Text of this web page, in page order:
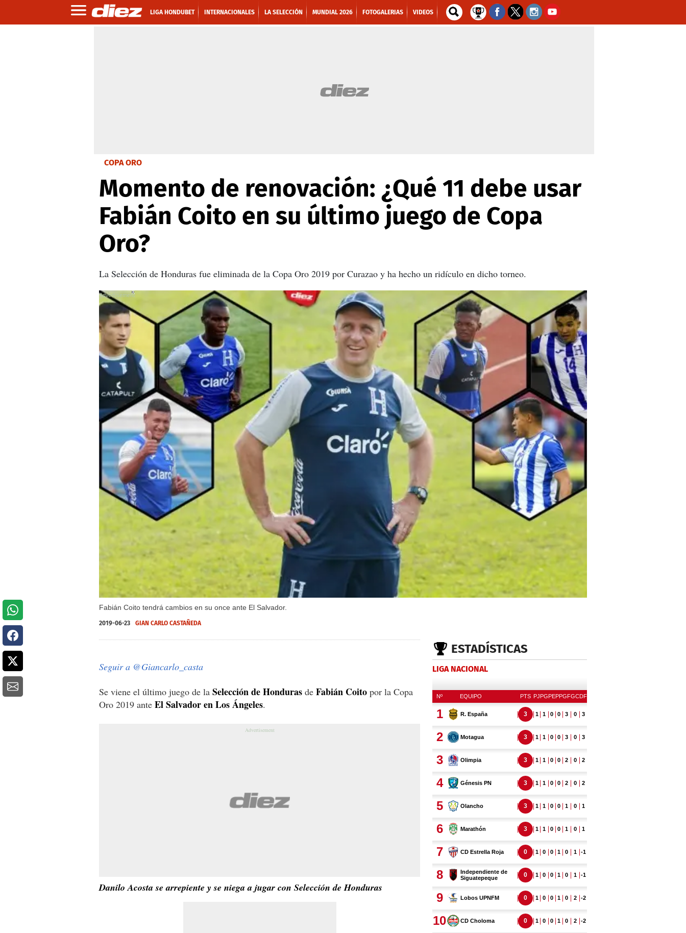
LIGA HONDUBET INTERNACIONALES LA SELECCIÓN MUNDIAL 2026 FOTOGALERIAS VIDEOS
COPA ORO
Momento de renovación: ¿Qué 11 debe usar
Fabián Coito en su último juego de Copa
Oro?
La Selección de Honduras fue eliminada de la Copa Oro 2019 por Curazao y ha hecho un ridículo en dicho torneo.
Fabián Coito tendrá cambios en su once ante El Salvador.
X
2019-06-23 GIAN CARLO CASTAÑEDA
Seguir a @Giancarlo_casta
Se viene el último juego de la Selección de Honduras de Fabián Coito por la Copa
Oro 2019 ante El Salvador en Los Ángeles.
Danilo Acosta se arrepiente y se niega a jugar con Selección de Honduras
ESTADÍSTICAS
LIGA NACIONAL